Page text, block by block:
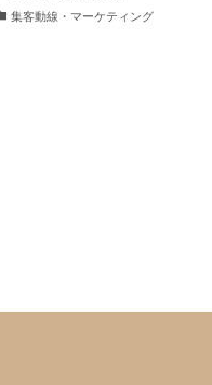
集客動線・マーケティング